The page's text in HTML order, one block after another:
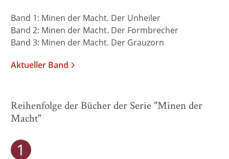
Band 1: Minen der Macht. Der Unheiler
Band 2: Minen der Macht. Der Formbrecher
Band 3: Minen der Macht. Der Grauzorn
Aktueller Band
Reihenfolge der Bücher der Serie "Minen der
Macht"